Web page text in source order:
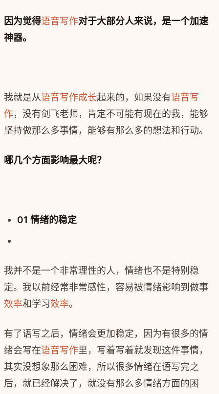
因为觉得语音写作对于大部分人来说，是一个加速
神器。
我就是从语音写作成长起来的，如果没有语音写
作，没有剑飞老师，肯定不可能有现在的我，能够
坚持做那么多事情，能够有那么多的想法和行动。
哪几个方面影响最大呢？
01 情绪的稳定
我并不是一个非常理性的人，情绪也不是特别稳
定。我以前经常非常感性，容易被情绪影响到做事
效率和学习效率。
有了语写之后，情绪会更加稳定，因为有很多的情
绪会写在语音写作里，写着写着就发现这件事情，
其实没想象那么困难，所以很多情绪在语写完之
后，就已经解决了，就没有那么多情绪方面的困